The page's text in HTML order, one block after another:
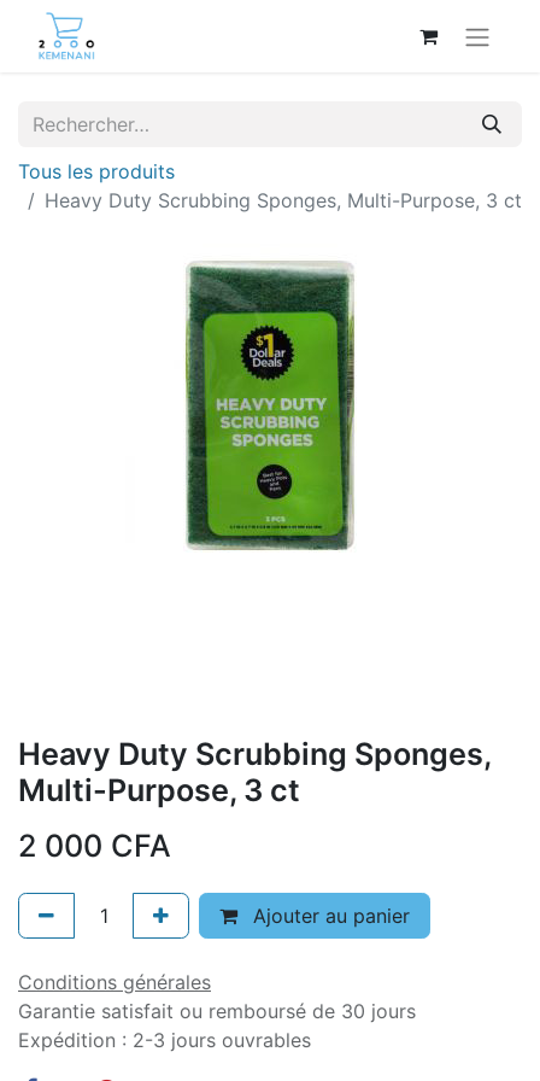
Tous les produits
Heavy Duty Scrubbing Sponges, Multi-Purpose, 3 ct
Heavy Duty Scrubbing Sponges,
Multi-Purpose, 3 ct
2 000 CFA
Ajouter au panier
Conditions générales
Garantie satisfait ou remboursé de 30 jours
Expédition : 2-3 jours ouvrables